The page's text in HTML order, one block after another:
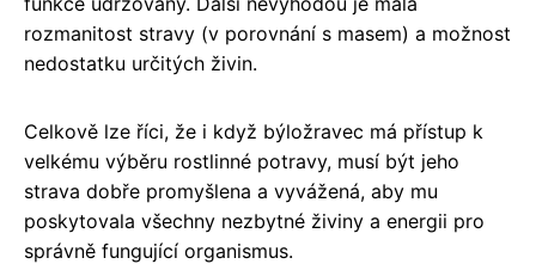
rozmanitost stravy (v porovnání s masem) a možnost
nedostatku určitých živin.
Celkově lze říci, že i když býložravec má přístup k
velkému výběru rostlinné potravy, musí být jeho
strava dobře promyšlena a vyvážená, aby mu
poskytovala všechny nezbytné živiny a energii pro
správně fungující organismus.